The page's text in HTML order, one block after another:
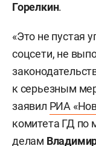
Горелкин.
«Это не пустая
соцсети, не
к серьезным
заявил РИА
комитета ГД
делам